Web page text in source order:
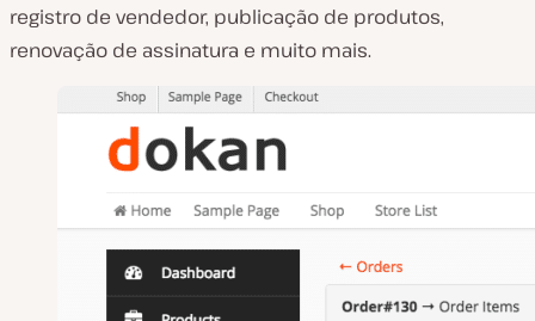
registro de vendedor, publicação de produtos,
renovação de assinatura e muito mais.